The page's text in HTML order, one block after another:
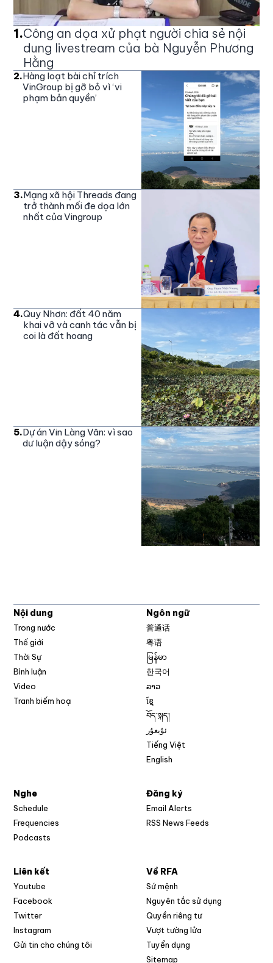
1.Công an dọa xử phạt người chia sẻ nội
dung livestream của bà Nguyễn Phương
Hằng
2.Hàng loạt bài chỉ trích
VinGroup bị gỡ bỏ vì ‘vi
phạm bản quyền’
3.Mạng xã hội Threads đang
trở thành mối đe dọa lớn
nhất của Vingroup
4.Quy Nhơn: đất 40 năm
khai vỡ và canh tác vẫn bị
coi là đất hoang
5.Dự án Vin Làng Vân: vì sao
dư luận dậy sóng?
Nội dung
Trong nước
Thế giới
Thời Sự
Bình luận
Video
Tranh biếm hoạ
Ngôn ngữ
普通话
粤语
မြန်မာ
한국어
ລາວ
ខ្មែ
བོད་སྐད།
ئۇيغۇر
Tiếng Việt
English
Nghe
Schedule
Frequencies
Podcasts
Đăng ký
Email Alerts
RSS News Feeds
Liên kết
Youtube
Facebook
Twitter
Instagram
Gửi tin cho chúng tôi
Về RFA
Sứ mệnh
Nguyên tắc sử dụng
Quyền riêng tư
Vượt tường lửa
Tuyển dụng
Sitemap